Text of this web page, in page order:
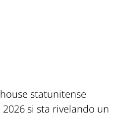
statunitense
2026 si sta rivelando un